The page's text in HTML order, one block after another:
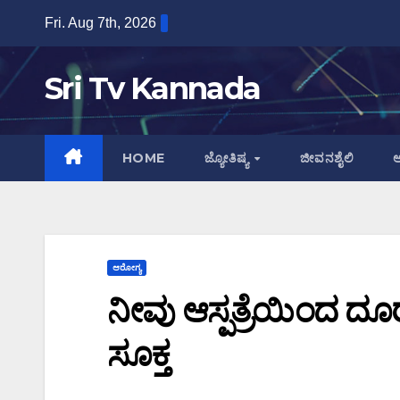
content
Fri. Aug 7th, 2026
Sri Tv Kannada
HOME ಜ್ಯೋತಿಷ್ಯ ಜೀವನಶೈಲಿ
ಆರೋಗ್ಯ
ನೀವು ಆಸ್ಪತ್ರೆಯಿಂದ
ಸೂಕ್ತ